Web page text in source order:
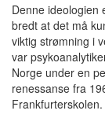
Denne ideologien
bredt at det må
viktig strømning i
var
Norge under en
renessanse fra
Frankfurterskolen.